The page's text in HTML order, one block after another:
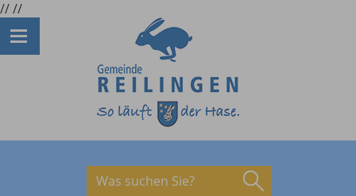
////
Was suchen Sie?